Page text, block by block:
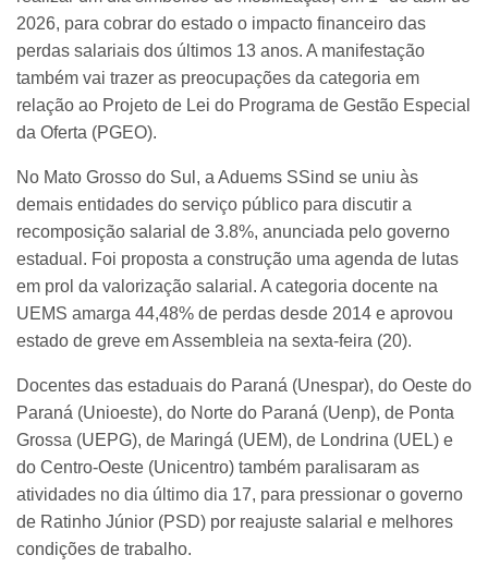
2026, para cobrar do estado o impacto financeiro das
perdas salariais dos últimos 13 anos. A manifestação
também vai trazer as preocupações da categoria em
relação ao Projeto de Lei do Programa de Gestão Especial
da Oferta (PGEO).
No Mato Grosso do Sul, a Aduems SSind se uniu às
demais entidades do serviço público para discutir a
recomposição salarial de 3.8%, anunciada pelo governo
estadual. Foi proposta a construção uma agenda de lutas
em prol da valorização salarial. A categoria docente na
UEMS amarga 44,48% de perdas desde 2014 e aprovou
estado de greve em Assembleia na sexta-feira (20).
Docentes das estaduais do Paraná (Unespar), do Oeste do
Paraná (Unioeste), do Norte do Paraná (Uenp), de Ponta
Grossa (UEPG), de Maringá (UEM), de Londrina (UEL) e
do Centro-Oeste (Unicentro) também paralisaram as
atividades no dia último dia 17, para pressionar o governo
de Ratinho Júnior (PSD) por reajuste salarial e melhores
condições de trabalho.